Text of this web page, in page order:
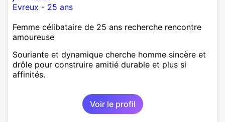
Evreux - 25 ans
Femme célibataire de 25 ans recherche rencontre
amoureuse
Souriante et dynamique cherche homme sincère et
drôle pour construire amitié durable et plus si
affinités.
Voir le profil